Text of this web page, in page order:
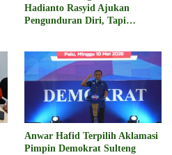
Hadianto Rasyid Ajukan
Pengunduran Diri, Tapi…
Anwar Hafid Terpilih Aklamasi
Pimpin Demokrat Sulteng